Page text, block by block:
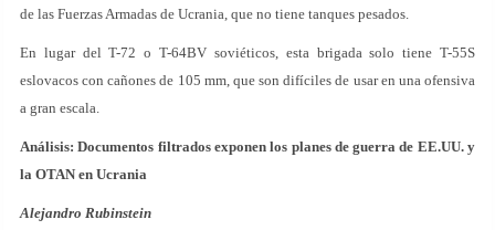
de las Fuerzas Armadas de Ucrania, que no tiene tanques pesados.
En lugar del T-72 o T-64BV soviéticos, esta brigada solo tiene T-55S
eslovacos con cañones de 105 mm, que son difíciles de usar en una ofensiva
a gran escala.
Análisis: Documentos filtrados exponen los planes de guerra de EE.UU. y
la OTAN en Ucrania
Alejandro Rubinstein